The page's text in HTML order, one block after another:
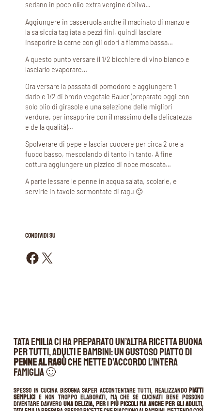
sedano in poco olio extra vergine d’oliva…
Aggiungere in casseruola anche il macinato di manzo e
la salsiccia tagliata a pezzi fini, quindi lasciare
insaporire la carne con gli odori a fiamma bassa…
A questo punto versare il 1/2 bicchiere di vino bianco e
lasciarlo evaporare…
Ora versare la passata di pomodoro e aggiungere 1
dado e 1/2 di brodo vegetale Bauer (preparato oggi con
solo olio di girasole e una selezione delle migliori
verdure, per insaporire con il massimo della delicatezza
e della qualità)…
Spolverare di pepe e lasciar cuocere per circa 2 ore a
fuoco basso, mescolando di tanto in tanto. A fine
cottura aggiungere un pizzico di noce moscata…
A parte lessare le penne in acqua salata, scolarle, e
servirle in tavole sormontate di ragù 🙂
CONDIVIDI SU
Condividi su Facebook Condividi su X
Tata Emilia ci ha preparato un’altra ricetta buona
per tutti, adulti e bambini: un gustoso piatto di
penne al ragùche mette d’accordo l’intera
famiglia 🙂
Spesso in cucina bisogna saper accontentare tutti, realizzando piatti
semplici e non troppo elaborati, ma che se cucinati bene possono
diventare davvero una delizia, per i più piccoli ma anche per gli adulti.